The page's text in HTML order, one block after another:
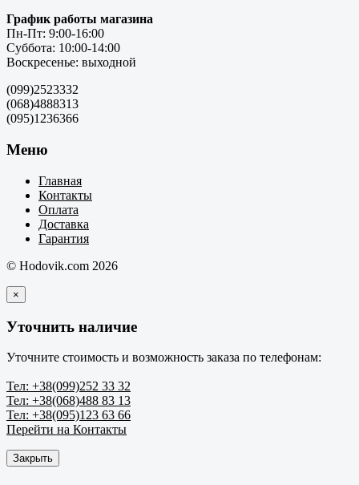
График работы магазина
Пн-Пт: 9:00-16:00
Суббота: 10:00-14:00
Воскресенье: выходной
(099)2523332
(068)4888313
(095)1236366
Меню
Главная
Контакты
Оплата
Доставка
Гарантия
© Hodovik.com 2026
×
Уточнить наличие
Уточните стоимость и возможность заказа по телефонам:
Тел: +38(099)252 33 32
Тел: +38(068)488 83 13
Тел: +38(095)123 63 66
Перейти на Контакты
Закрыть